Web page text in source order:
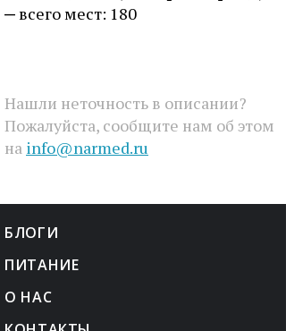
всего мест: 180
Нашли неточность в описании?
Пожалуйста, сообщите нам об этом
на info@narmed.ru
БЛОГИ
ПИТАНИЕ
О НАС